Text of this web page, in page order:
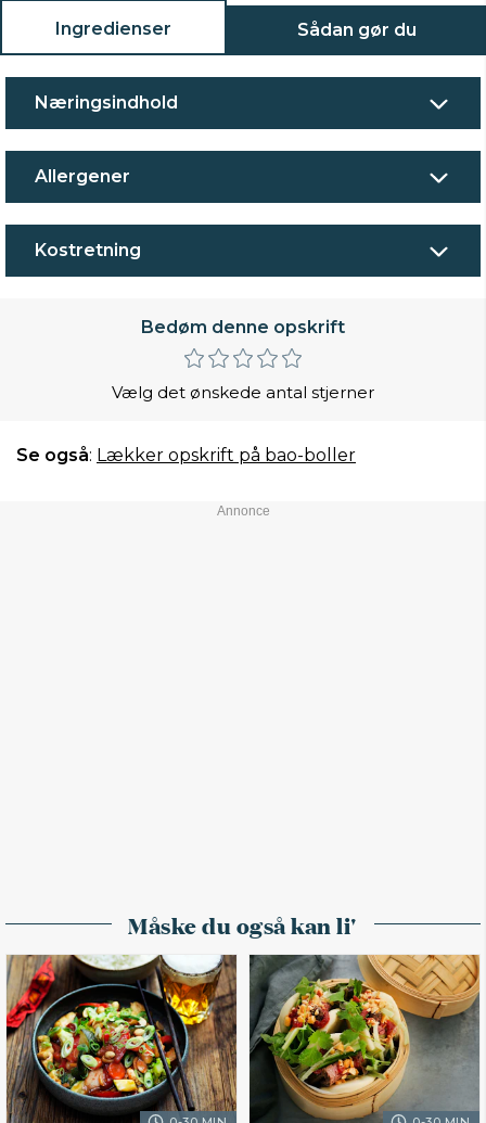
Ingredienser Sådan gør du
Næringsindhold
Allergener
Kostretning
Bedøm denne opskrift
Vælg det ønskede antal stjerner
Se også: Lækker opskrift på bao-boller
Måske du også kan li'